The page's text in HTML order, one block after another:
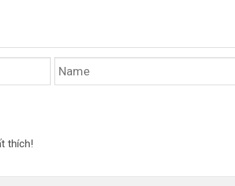
thích!